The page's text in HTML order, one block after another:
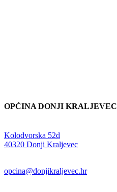
OPĆINA DONJI KRALJEVEC
Kolodvorska 52d
40320 Donji Kraljevec
opcina@donjikraljevec.hr